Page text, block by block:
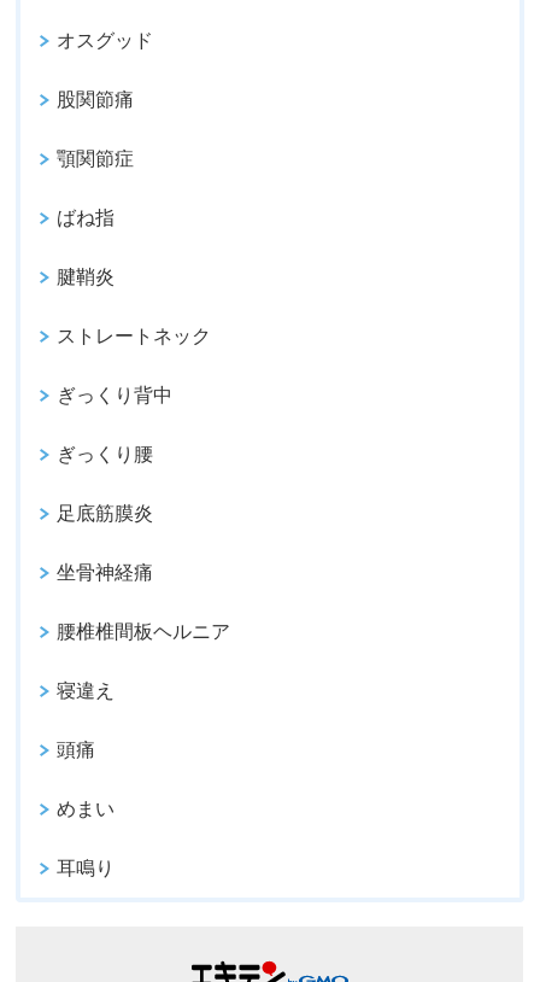
オスグッド
股関節痛
顎関節症
ばね指
腱鞘炎
ストレートネック
ぎっくり背中
ぎっくり腰
足底筋膜炎
坐骨神経痛
腰椎椎間板ヘルニア
寝違え
頭痛
めまい
耳鳴り